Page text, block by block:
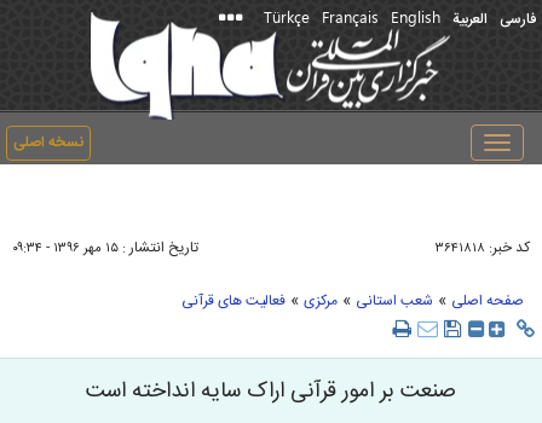
فارسی العربیة English
Français
Türkçe
نسخه اصلی
Toggle
navigation
کد خبر: ۳۶۴۱۸۱۸ تاریخ انتشار : ۱۵ مهر ۱۳۹۶ - ۰۹:۳۴
صفحه اصلی » شعب استانی » مرکزی » فعالیت های قرآنی
صنعت بر امور قرآنی اراک سایه انداخته است